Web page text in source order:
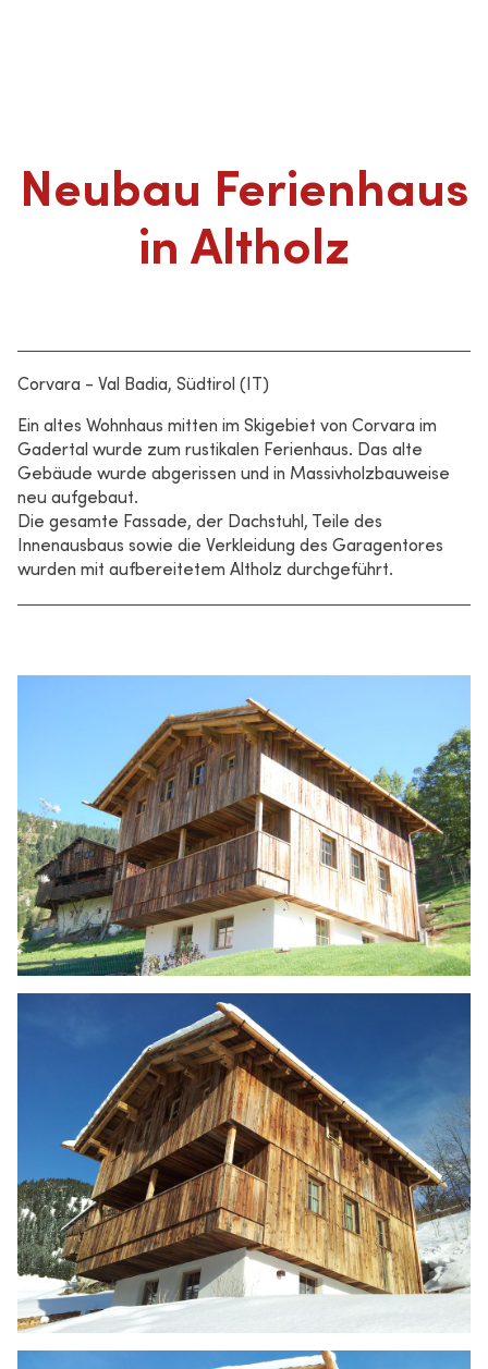
Neubau Ferienhaus
in Altholz
Corvara - Val Badia, Südtirol (IT)
Ein altes Wohnhaus mitten im Skigebiet von Corvara im
Gadertal wurde zum rustikalen Ferienhaus. Das alte
Gebäude wurde abgerissen und in Massivholzbauweise
neu aufgebaut.
Die gesamte Fassade, der Dachstuhl, Teile des
Innenausbaus sowie die Verkleidung des Garagentores
wurden mit aufbereitetem Altholz durchgeführt.